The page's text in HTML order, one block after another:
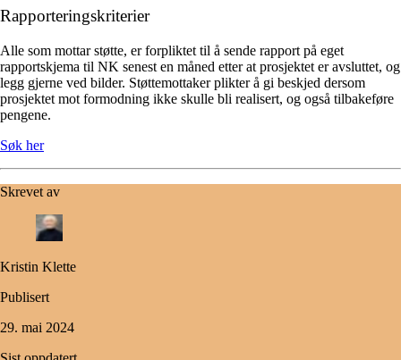
Rapporteringskriterier
Alle som mottar støtte, er forpliktet til å sende rapport på eget
rapportskjema til NK senest en måned etter at prosjektet er avsluttet, og
legg gjerne ved bilder. Støttemottaker plikter å gi beskjed dersom
prosjektet mot formodning ikke skulle bli realisert, og også tilbakeføre
pengene.
Søk her
Skrevet av
Kristin Klette
Publisert
29. mai 2024